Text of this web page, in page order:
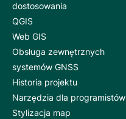
dostosowania
QGIS
Web GIS
Obsługa zewnętrznych
systemów GNSS
Historia projektu
Narzędzia dla programistów
Stylizacja map